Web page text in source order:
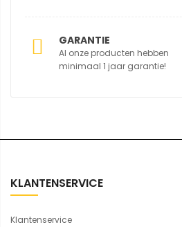
GARANTIE
Al onze producten hebben
minimaal 1 jaar garantie!
KLANTENSERVICE
Klantenservice